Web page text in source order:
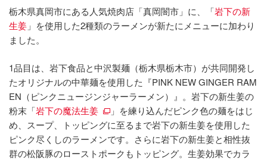
栃木県真岡市にある人気焼肉店「真岡闇市」に、「岩下の新
生姜 」を使用した2種類のラーメンが新たにメニューに加わり
ました。
1品目は、岩下食品と中沢製麺（栃木県栃木市）が共同開発し
たオリジナルの中華麺を使用した『PINK NEW GINGER RAM
EN（ピンクニュージンジャーラーメン）』。岩下の新生姜の
粉末「岩下の魔法生姜
」を練り込んだピンク色の麺をはじ
め、スープ、トッピングに至るまで岩下の新生姜を使用した
ピンク尽くしのラーメンです。さらに岩下の新生姜と相性抜
群の松阪豚のローストポークもトッピング。生姜効果でカラ